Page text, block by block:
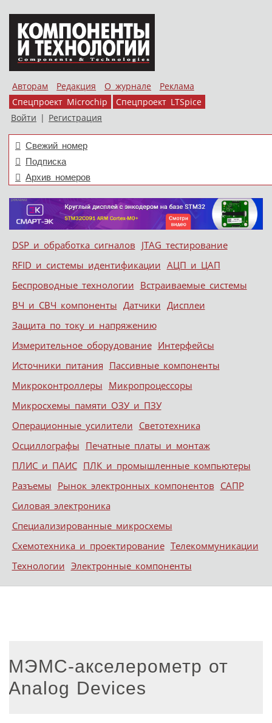
Авторам Редакция О журнале
Реклама
Спецпроект Microchip
Спецпроект LTSpice
Войти | Регистрация
Свежий номер
Подписка
Архив номеров
Меню
Skip to content
DSP и обработка сигналов JTAG тестирование
RFID и системы идентификации АЦП и ЦАП
Беспроводные технологии Встраиваемые системы
ВЧ и СВЧ компоненты Датчики Дисплеи
Защита по току и напряжению
Измерительное оборудование Интерфейсы
Источники питания Пассивные компоненты
Микроконтроллеры Микропроцессоры
Микросхемы памяти ОЗУ и ПЗУ
Операционные усилители Светотехника
Осциллографы Печатные платы и монтаж
ПЛИС и ПАИС ПЛК и промышленные компьютеры
Разъемы Рынок электронных компонентов САПР
Силовая электроника
Специализированные микросхемы
Схемотехника и проектирование Телекоммуникации
Технологии Электронные компоненты
МЭМС-акселерометр от
Analog Devices